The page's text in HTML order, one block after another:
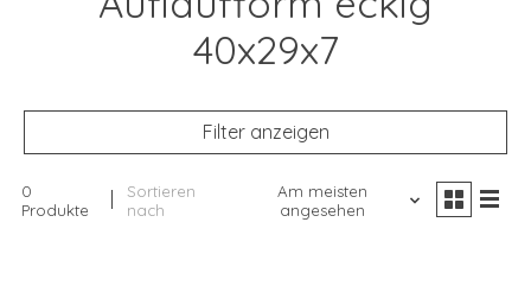
40x29x7
Filter anzeigen
0
Produkte
Sortieren
nach
Am meisten
angesehen